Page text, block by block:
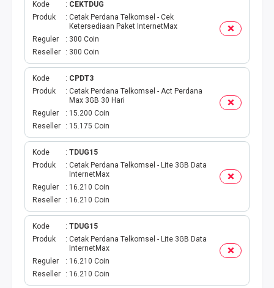
DATA XL
DATA BY.U
TOP UP GAME
VOUCHER AXIS
VOUCHER TRI
TELKOMSEL VOUCHER
VOUCHER SMARTFREN
VOUCHER INDOSAT
AXIS VOUCHER
Kode
CEKTDUG
Produk
Cetak Perdana Telkomsel - Cek
Ketersediaan Paket InternetMax
Reguler
300 Coin
Reseller
300 Coin
Kode
CPDT3
Produk
Cetak Perdana Telkomsel - Act Perdana
Max 3GB 30 Hari
Reguler
15.200 Coin
Reseller
15.175 Coin
Kode
TDUG15
Produk
Cetak Perdana Telkomsel - Lite 3GB Data
InternetMax
Reguler
16.210 Coin
Reseller
16.210 Coin
Kode
TDUG15
Produk
Cetak Perdana Telkomsel - Lite 3GB Data
InternetMax
Reguler
16.210 Coin
Reseller
16.210 Coin